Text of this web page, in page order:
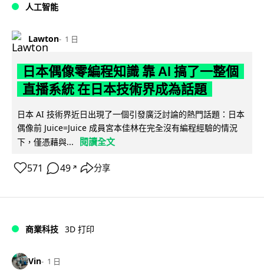
人工智能
Lawton 1 日
日本偶像零編程知識 靠 AI 搞了一整個
直播系統 在日本技術界成為話題
日本 AI 技術界近日出現了一個引發廣泛討論的熱門話題：日本
偶像前 Juice=Juice 成員宮本佳林在完全沒有編程經驗的情況
下，僅憑藉與...
閱讀全文
571 49 ↗ 分享
商業科技 3D 打印
Vin 1 日